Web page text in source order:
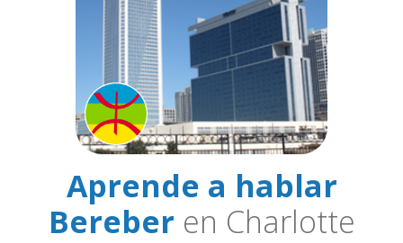
Aprende a hablar
Bereberen Charlotte